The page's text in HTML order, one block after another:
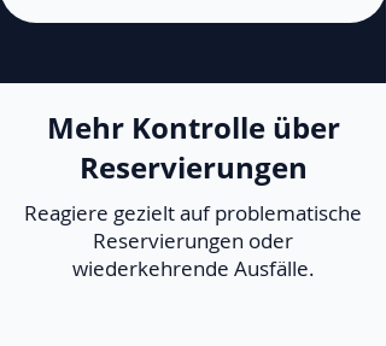
Mehr Kontrolle über
Reservierungen
Reagiere gezielt auf problematische
Reservierungen oder
wiederkehrende Ausfälle.